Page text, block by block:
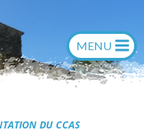
DU CCAS